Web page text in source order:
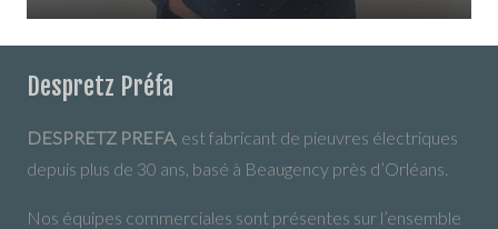
Despretz Préfa
DESPRETZ PREFA , est fabricant de pieuvres électriques
depuis plus de 30 ans, basé à Beaugency près d’Orléans.
Nos équipes commerciales sont présentes sur l’ensemble